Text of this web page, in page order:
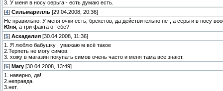
3. У меня в носу серьга - есть думаю есть.
[4] Сильмарилль [29.04.2008, 20:36]
Не правильно. У меня очки есть, брекетов, да действительно нет, а серьги в носу
Юля , а три факта о тебе?
[5] Аскаделия [30.04.2008, 11:36]
1. Я люблю бабушку , уважаю м всё такое
2.Терпеть не могу симов.
3. хожу в магазин покупать симов очень часто и меня тама все знают.
[6] Mary [30.04.2008, 13:49]
1. наверно, да!
2.неправда.
3.нет.